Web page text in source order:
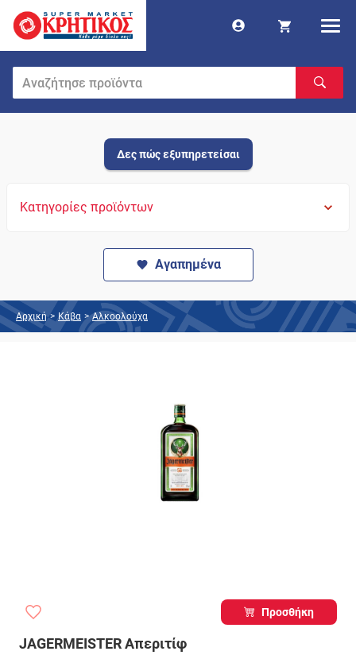
Δες πώς εξυπηρετείσαι
Κατηγορίες προϊόντων
Αγαπημένα
Αρχική > Κάβα > Αλκοολούχα
Προσθήκη
JAGERMEISTER Απεριτίφ